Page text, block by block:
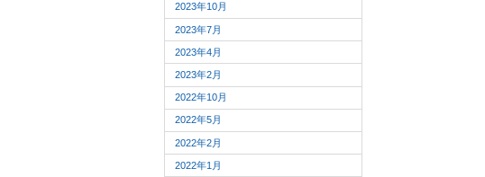
2023年10月
2023年7月
2023年4月
2023年2月
2022年10月
2022年5月
2022年2月
2022年1月